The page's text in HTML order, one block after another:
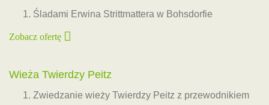
Śladami Erwina Strittmattera w Bohsdorfie
Zobacz ofertę
Wieża Twierdzy Peitz
Zwiedzanie wieży Twierdzy Peitz z przewodnikiem